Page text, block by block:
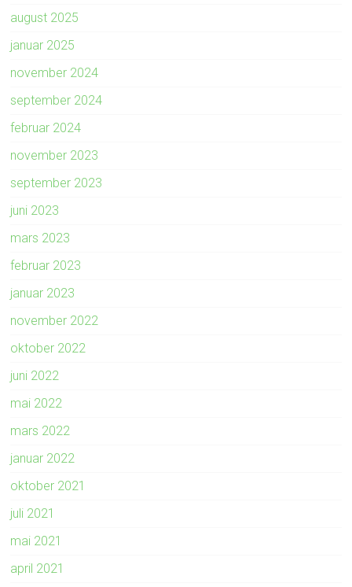
august 2025
januar 2025
november 2024
september 2024
februar 2024
november 2023
september 2023
juni 2023
mars 2023
februar 2023
januar 2023
november 2022
oktober 2022
juni 2022
mai 2022
mars 2022
januar 2022
oktober 2021
juli 2021
mai 2021
april 2021